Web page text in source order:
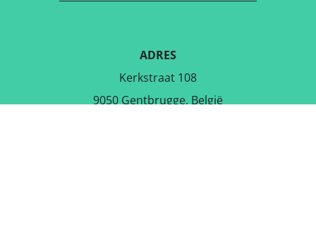
ADRES
Kerkstraat 108
9050 Gentbrugge, België